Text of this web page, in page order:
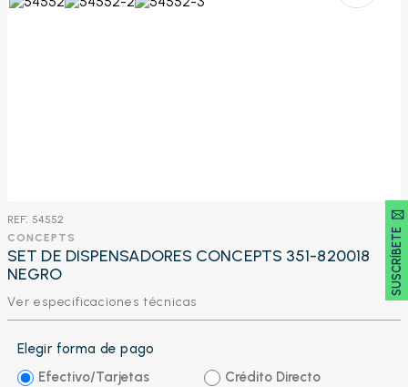
SUSCRÍBETE 🖂
: 54552
CONCEPTS
SET DE DISPENSADORES CONCEPTS 351-820018
NEGRO
Ver especificaciones técnicas
Elegir forma de pago
Efectivo/Tarjetas
Crédito Directo